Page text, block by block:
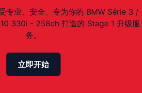
专业、安全、专为你的 BMW Série 3 /
330i - 258ch 打造的 Stage 1 升级服
务。
立即开始